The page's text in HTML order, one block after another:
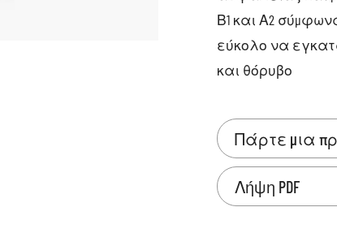
Β1 και Α2
εύκολο να
και θόρυβο
Πάρτε μια
Λήψη PDF